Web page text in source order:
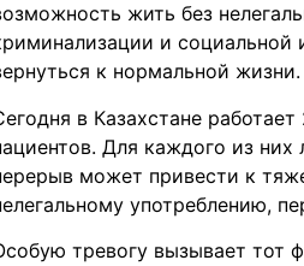
жить без
и социальной
к нормальной жизни.
в Казахстане
Для каждого из
может привести к
употреблению,
тревогу вызывает тот